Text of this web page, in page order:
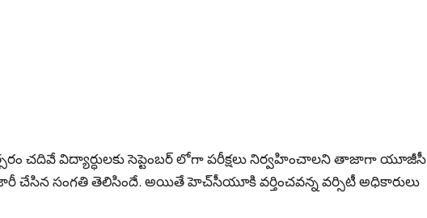
చదివే విద్యార్ధులకు సెప్టెంబర్ లోగా పరీక్షలు నిర్వహించాలని తాజాగా యూజీసీ
చేసిన సంగతి తెలిసిందే. అయితే హెచ్‌సీయూకి వర్తించవన్న వర్సిటీ అధికారులు